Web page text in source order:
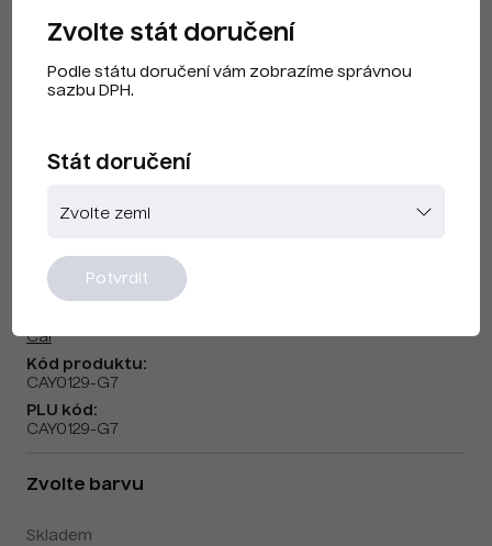
Cai F240702
Cai
Kód produktu:
CAY0129-G7
PLU kód:
CAY0129-G7
Zvolte barvu
Skladem
Zvolte stát doručení
Podle státu doručení vám zobrazíme správnou
sazbu DPH.
Stát doručení
Potvrdit